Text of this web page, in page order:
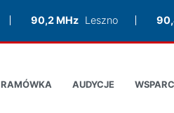
90,2 MHz Leszno
RAMÓWKA AUDYCJE